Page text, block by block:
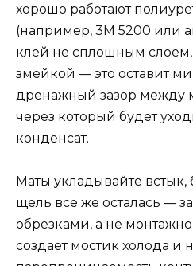
хорошо работают
(например, 3M 5200 или
клей не сплошным слоем,
змейкой — это оставит
дренажный зазор между
через который будет
конденсат.
Маты укладывайте встык,
щель всё же осталась —
обрезками, а не
создаёт мостик холода и